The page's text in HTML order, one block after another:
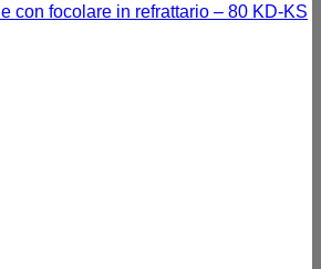
con focolare in refrattario – 80 KD-KS